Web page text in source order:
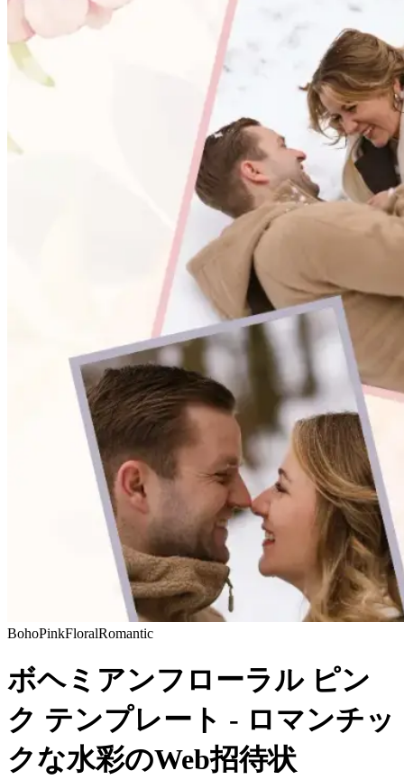
BohoPinkFloralRomantic
ボヘミアンフローラル ピン
ク テンプレート - ロマンチッ
クな水彩のWeb招待状